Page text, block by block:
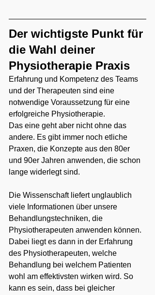
Der wichtigste Punkt für
die Wahl deiner
Physiotherapie Praxis
Erfahrung und Kompetenz des Teams
und der Therapeuten sind eine
notwendige Voraussetzung für eine
erfolgreiche Physiotherapie.
Das eine geht aber nicht ohne das
andere. Es gibt immer noch etliche
Praxen, die Konzepte aus den 80er
und 90er Jahren anwenden, die schon
lange widerlegt sind.
Die Wissenschaft liefert unglaublich
viele Informationen über unsere
Behandlungstechniken, die
Physiotherapeuten anwenden können.
Dabei liegt es dann in der Erfahrung
des Physiotherapeuten, welche
Behandlung bei welchem Patienten
wohl am effektivsten wirken wird. So
kann es sein, dass bei gleicher